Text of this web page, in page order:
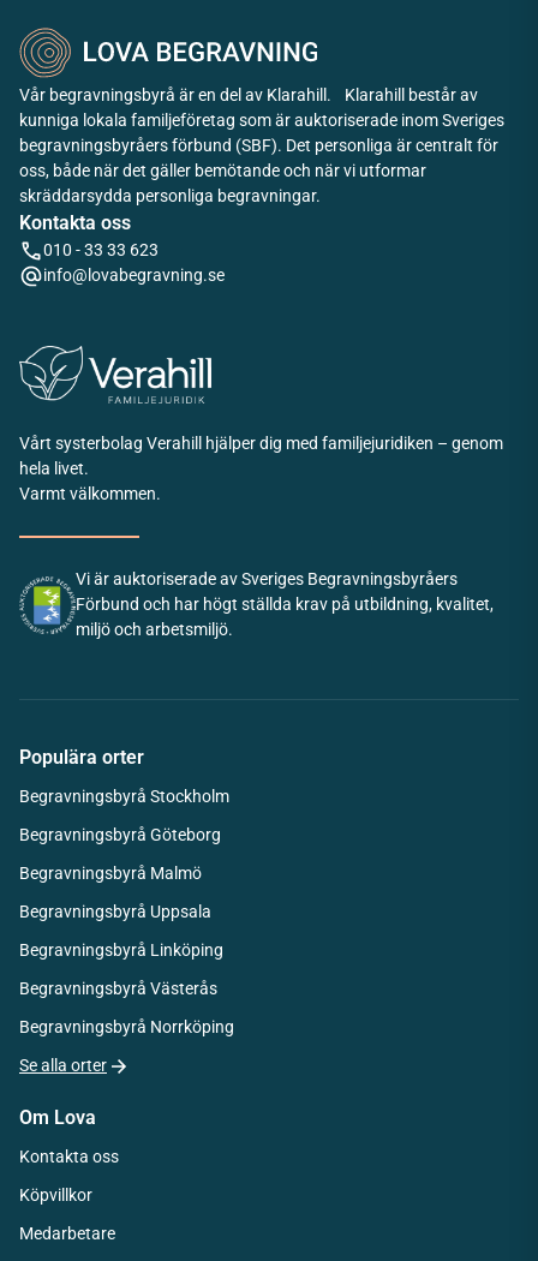
Vår begravningsbyrå är en del av Klarahill. Klarahill består av
kunniga lokala familjeföretag som är auktoriserade inom Sveriges
begravningsbyråers förbund (SBF). Det personliga är centralt för
oss, både när det gäller bemötande och när vi utformar
skräddarsydda personliga begravningar.
Kontakta oss
010 - 33 33 623
info@lovabegravning.se
Vårt systerbolag Verahill hjälper dig med familjejuridiken – genom
hela livet.
Varmt välkommen.
Vi är auktoriserade av Sveriges Begravningsbyråers
Förbund och har högt ställda krav på utbildning, kvalitet,
miljö och arbetsmiljö.
Populära orter
Begravningsbyrå Stockholm
Begravningsbyrå Göteborg
Begravningsbyrå Malmö
Begravningsbyrå Uppsala
Begravningsbyrå Linköping
Begravningsbyrå Västerås
Begravningsbyrå Norrköping
Se alla orter
Om Lova
Kontakta oss
Köpvillkor
Medarbetare